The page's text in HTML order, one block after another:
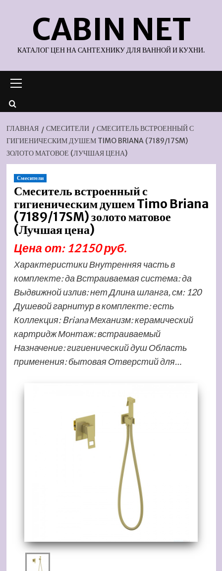
содержимомуCABIN NET
КАТАЛОГ ЦЕН НА САНТЕХНИКУ ДЛЯ ВАННОЙ И КУХНИ.
меню
ГЛАВНАЯ СМЕСИТЕЛИ
СМЕСИТЕЛЬ ВСТРОЕННЫЙ С
ГИГИЕНИЧЕСКИМ ДУШЕМ TIMO BRIANA (7189/17SM)
ЗОЛОТО МАТОВОЕ (ЛУЧШАЯ ЦЕНА)
Смесители
Смеситель встроенный с
гигиеническим душем Timo Briana
(7189/17SM) золото матовое
(Лучшая цена)
Цена от: 12150 руб.
Характеристики Внутренняя часть в
комплекте: да Встраиваемая система: да
Выдвижной излив: нет Длина шланга, см: 120
Душевой гарнитур в комплекте: есть
Коллекция: Briana Механизм: керамический
картридж Монтаж: встраиваемый
Назначение: гигиенический душ Область
применения: бытовая Отверстий для…